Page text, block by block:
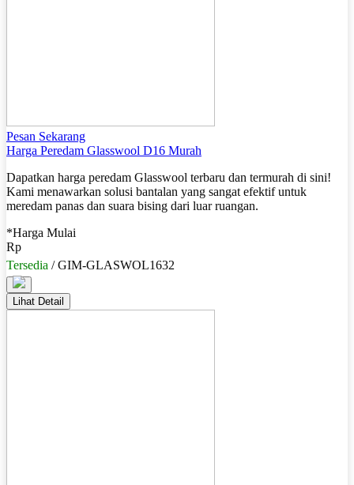
Pesan Sekarang
Harga Peredam Glasswool D16 Murah
Dapatkan harga peredam Glasswool terbaru dan termurah di sini!
Kami menawarkan solusi bantalan yang sangat efektif untuk
meredam panas dan suara bising dari luar ruangan.
*Harga Mulai
Rp
Tersedia / GIM-GLASWOL1632
Lihat Detail